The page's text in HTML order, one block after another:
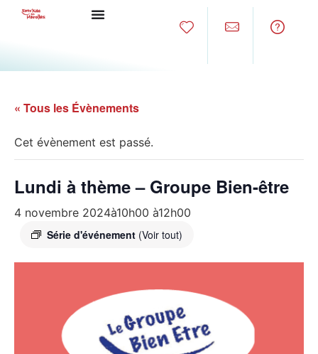
« Tous les Évènements
Cet évènement est passé.
Lundi à thème – Groupe Bien-être
4 novembre 2024à10h00 à12h00
Série d'événement (Voir tout)